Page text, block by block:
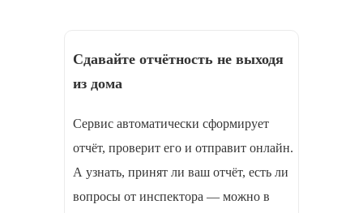
Сдавайте отчётность не выходя
из дома
Сервис автоматически сформирует
отчёт, проверит его и отправит онлайн.
А узнать, принят ли ваш отчёт, есть ли
вопросы от инспектора — можно в